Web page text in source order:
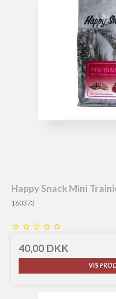
Happy Snack Mini
160373
40,00 DKK
VIS